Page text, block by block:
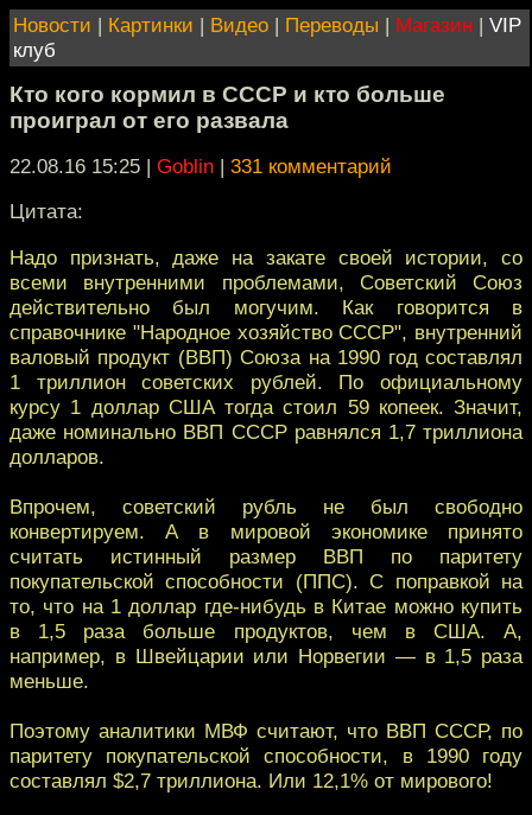
Новости | Картинки | Видео | Переводы | Магазин | VIP
клуб
Кто кого кормил в СССР и кто больше
проиграл от его развала
22.08.16 15:25 | Goblin | 331 комментарий
Цитата:
Надо признать, даже на закате своей истории, со
всеми внутренними проблемами, Советский Союз
действительно был могучим. Как говорится в
справочнике "Народное хозяйство СССР", внутренний
валовый продукт (ВВП) Союза на 1990 год составлял
1 триллион советских рублей. По официальному
курсу 1 доллар США тогда стоил 59 копеек. Значит,
даже номинально ВВП СССР равнялся 1,7 триллиона
долларов.
Впрочем, советский рубль не был свободно
конвертируем. А в мировой экономике принято
считать истинный размер ВВП по паритету
покупательской способности (ППС). С поправкой на
то, что на 1 доллар где-нибудь в Китае можно купить
в 1,5 раза больше продуктов, чем в США. А,
например, в Швейцарии или Норвегии — в 1,5 раза
меньше.
Поэтому аналитики МВФ считают, что ВВП СССР, по
паритету покупательской способности, в 1990 году
составлял $2,7 триллиона. Или 12,1% от мирового!